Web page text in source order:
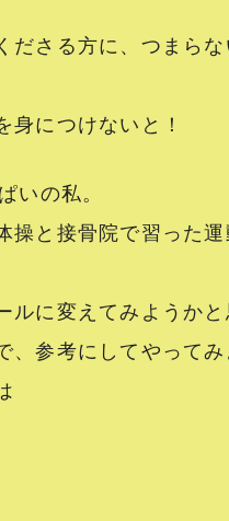
ださる方に、つまら
身につけないと！
いの私。
操と接骨院で習った
ルに変えてみようかと
、参考にしてやってみ